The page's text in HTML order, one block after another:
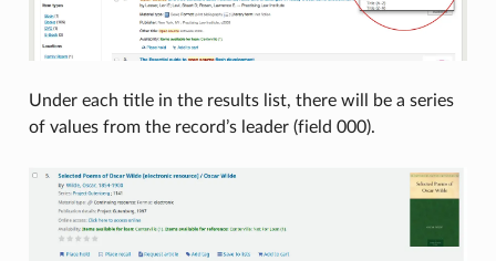
Under each title in the results list, there will be a series
of values from the record’s leader (field 000).